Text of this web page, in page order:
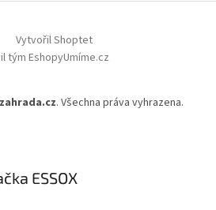
Vytvořil Shoptet
tým EshopyUmíme.cz
. Všechna práva vyhrazena.
ESSOX